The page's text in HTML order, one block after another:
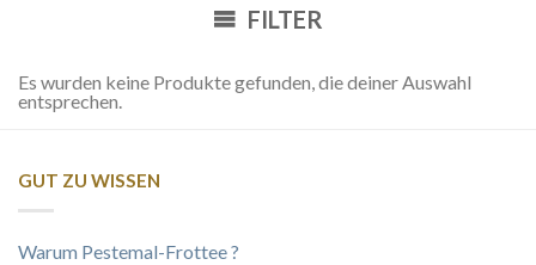
FILTER
Es wurden keine Produkte gefunden, die deiner Auswahl
entsprechen.
GUT ZU WISSEN
Warum Pestemal-Frottee ?